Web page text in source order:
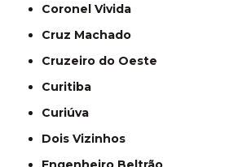
Coronel Vivida
Cruz Machado
Cruzeiro do Oeste
Curitiba
Curiúva
Dois Vizinhos